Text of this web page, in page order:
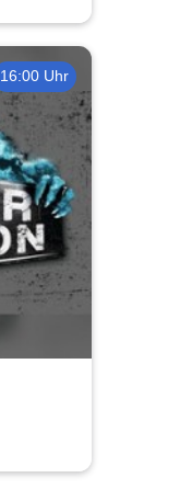
16:00 Uhr